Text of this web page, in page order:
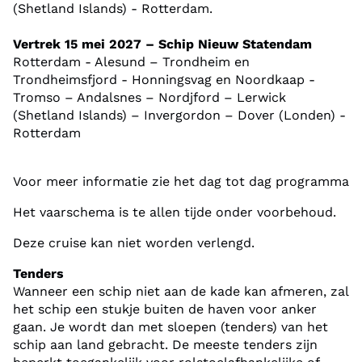
Edinburgh heb je genoeg om over na te praten
naar Rotterdam.
Het reisschema is zorgvuldig samengesteld: wij
nemen we je mee naar de mooiste panorama’s van
het noorden, mét de service die je van de Fox
De cruiseschepen van Holland America Line zijn
perfect voor een heerlijke ontdekkingsreis.
Je verblijft in…
Geniet van de vele faciliteiten die het cruiseschip
Nieuw Statendam van Holland America Line te
(Shetland Islands) - Rotterdam.
Vertrek 15 mei 2027 – Schip Nieuw Statendam
Rotterdam - Alesund – Trondheim en
Trondheimsfjord - Honningsvag en Noordkaap -
Tromso – Andalsnes – Nordjford – Lerwick
(Shetland Islands) – Invergordon – Dover (Londen) -
Rotterdam
Voor meer informatie zie het dag tot dag programma
Het vaarschema is te allen tijde onder voorbehoud.
Deze cruise kan niet worden verlengd.
Tenders
Wanneer een schip niet aan de kade kan afmeren, zal
het schip een stukje buiten de haven voor anker
gaan. Je wordt dan met sloepen (tenders) van het
schip aan land gebracht. De meeste tenders zijn